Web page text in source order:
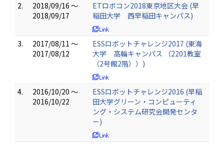
2.
2018/09/16 ～
2018/09/17
ETロボコン2018東京地区大会 (早
稲田大学 西早稲田キャンパス)
3.
2017/08/11 ～
2017/08/12
ESSロボットチャレンジ2017 (東海
大学 高輪キャンパス （2201教室
（2号館2階））)
4.
2016/10/20 ～
2016/10/22
ESSロボットチャレンジ2016 (早稲
田大学グリーン・コンピューティ
ング・システム研究会開発センタ
ー)